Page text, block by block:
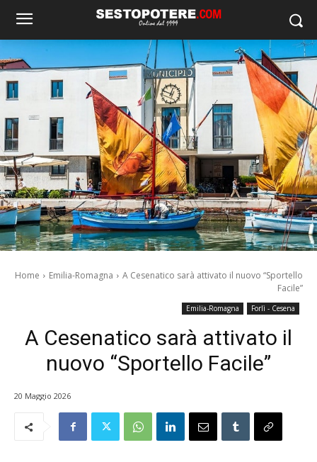
Home Emilia-Romagna
A Cesenatico sarà attivato il nuovo “Sportello
Facile”
Emilia-Romagna Forlì - Cesena
A Cesenatico sarà attivato il
nuovo “Sportello Facile”
20 Maggio 2026